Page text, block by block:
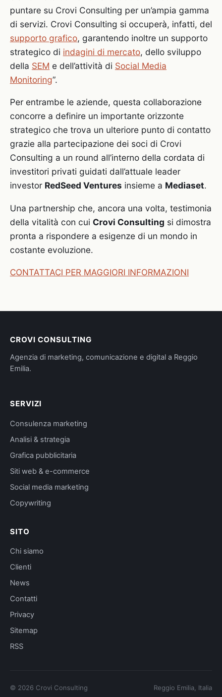
puntare su Crovi Consulting per un’ampia gamma
di servizi. Crovi Consulting si occuperà, infatti, del
supporto grafico, garantendo inoltre un supporto
strategico di indagini di mercato, dello sviluppo
della SEM e dell’attività di Social Media
Monitoring”.
Per entrambe le aziende, questa collaborazione
concorre a definire un importante orizzonte
strategico che trova un ulteriore punto di contatto
grazie alla partecipazione dei soci di Crovi
Consulting a un round all’interno della cordata di
investitori privati guidati dall’attuale leader
investor RedSeed Ventures insieme a Mediaset.
Una partnership che, ancora una volta, testimonia
della vitalità con cui Crovi Consulting si dimostra
pronta a rispondere a esigenze di un mondo in
costante evoluzione.
CONTATTACI PER MAGGIORI INFORMAZIONI
CROVI CONSULTING
Agenzia di marketing, comunicazione e digital a Reggio
Emilia.
SERVIZI
Consulenza marketing
Analisi & strategia
Grafica pubblicitaria
Siti web & e-commerce
Social media marketing
Copywriting
SITO
Chi siamo
Clienti
News
Contatti
Privacy
Sitemap
RSS
© 2026 Crovi Consulting Reggio Emilia, Italia